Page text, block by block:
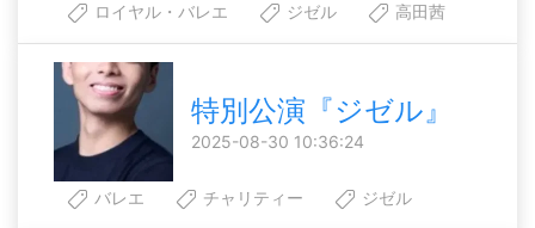
ロイヤル・バレエ ジゼル 高田茜
特別公演『ジゼル』
2025-08-30 10:36:24
バレエ チャリティー ジゼル